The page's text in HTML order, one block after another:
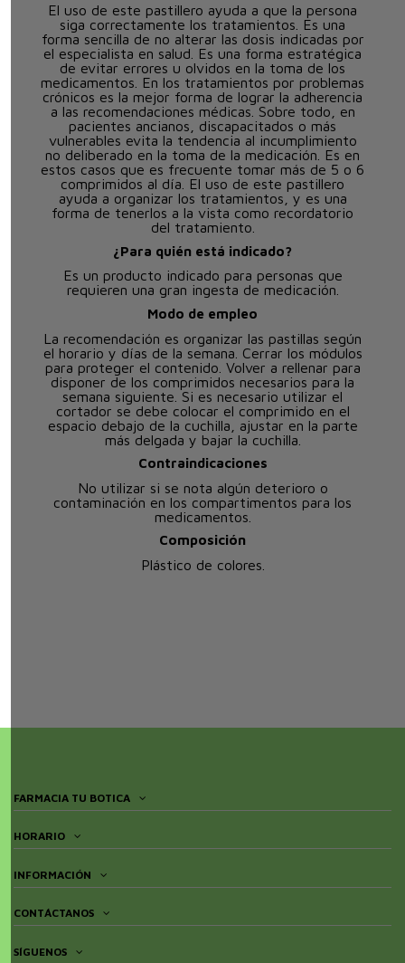
El uso de este pastillero ayuda a que la persona
siga correctamente los tratamientos. Es una
forma sencilla de no alterar las dosis indicadas por
el especialista en salud. Es una forma estratégica
de evitar errores u olvidos en la toma de los
medicamentos. En los tratamientos por problemas
crónicos es la mejor forma de lograr la adherencia
a las recomendaciones médicas. Sobre todo, en
pacientes ancianos, discapacitados o más
vulnerables evita la tendencia al incumplimiento
no deliberado en la toma de la medicación. Es en
estos casos que es frecuente tomar más de 5 o 6
comprimidos al día. El uso de este pastillero
ayuda a organizar los tratamientos, y es una
forma de tenerlos a la vista como recordatorio
del tratamiento.
¿Para quién está indicado?
Es un producto indicado para personas que
requieren una gran ingesta de medicación.
Modo de empleo
La recomendación es organizar las pastillas según
el horario y días de la semana. Cerrar los módulos
para proteger el contenido. Volver a rellenar para
disponer de los comprimidos necesarios para la
semana siguiente. Si es necesario utilizar el
cortador se debe colocar el comprimido en el
espacio debajo de la cuchilla, ajustar en la parte
más delgada y bajar la cuchilla.
Contraindicaciones
No utilizar si se nota algún deterioro o
contaminación en los compartimentos para los
medicamentos.
Composición
Plástico de colores.
FARMACIA TU BOTICA
HORARIO
INFORMACIÓN
CONTÁCTANOS
SÍGUENOS